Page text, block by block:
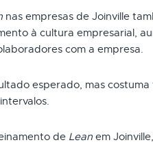
nas empresas de Joinville
à cultura empresarial,
com a empresa.
esperado, mas
de Lean em